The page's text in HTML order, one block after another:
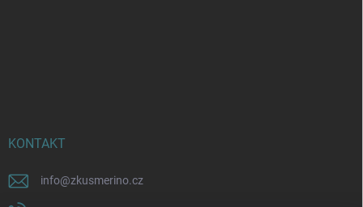
KONTAKT
info@zkusmerino.cz